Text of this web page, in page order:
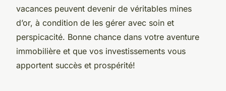
vacances peuvent devenir de véritables mines
d’or, à condition de les gérer avec soin et
perspicacité. Bonne chance dans votre aventure
immobilière et que vos investissements vous
apportent succès et prospérité!